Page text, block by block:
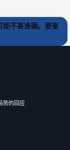
能不甚准确。要查
势的回应